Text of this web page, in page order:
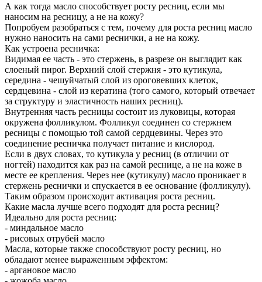
А как тогда масло способствует росту ресниц, если мы
наносим на ресницу, а не на кожу?
Попробуем разобраться с тем, почему для роста ресниц масло
нужно наносить на сами реснички, а не на кожу.
Как устроена ресничка:
Видимая ее часть - это стержень, в разрезе он выглядит как
слоеный пирог. Верхний слой стержня - это кутикула,
середина - чешуйчатый слой из ороговевших клеток,
сердцевина - слой из кератина (того самого, который отвечает
за структуру и эластичность наших ресниц).
Внутренняя часть ресницы состоит из луковицы, которая
окружена фолликулом. Фолликул соединен со стержнем
ресницы с помощью той самой сердцевины. Через это
соединение ресничка получает питание и кислород.
Если в двух словах, то кутикула у ресниц (в отличии от
ногтей) находится как раз на самой реснице, а не на коже в
месте ее крепления. Через нее (кутикулу) масло проникает в
стержень реснички и спускается в ее основание (фолликулу).
Таким образом происходит активация роста ресниц.
Какие масла лучше всего подходят для роста ресниц?
Идеально для роста ресниц:
- миндальное масло
- рисовых отрубей масло
Масла, которые также способствуют росту ресниц, но
обладают менее выраженным эффектом:
- аргановое масло